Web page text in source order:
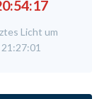
Licht um
21:27:01